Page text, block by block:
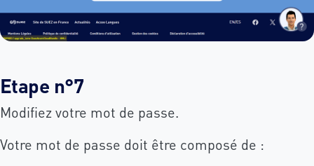
Etape n°7
Modifiez votre mot de passe.
Votre mot de passe doit être composé de :